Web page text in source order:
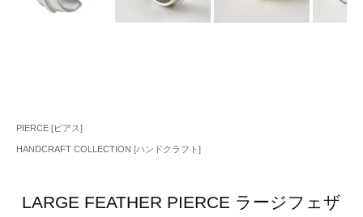
PIERCE [ピアス]
HANDCRAFT COLLECTION [ハンドクラフト]
LARGE FEATHER PIERCE ラージフェザ